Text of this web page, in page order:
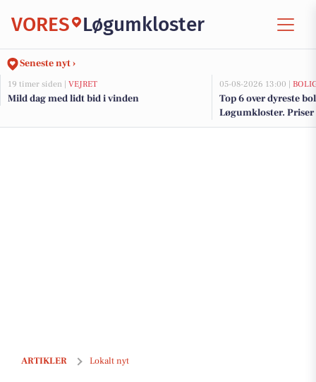
VORES Løgumkloster
Seneste nyt ›
19 timer siden | VEJRET
Mild dag med lidt bid i vinden
05-08-2026 13:00 |
Top 6 over dyreste
Løgumkloster.
ARTIKLER Lokalt nyt
Mød dine naboer - bliv portrætteret på VORES